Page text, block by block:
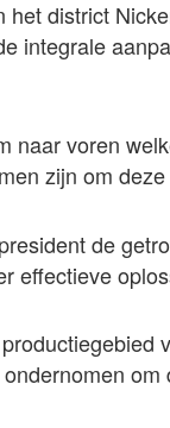
district
integrale
naar voren
zijn om
de
effectieve